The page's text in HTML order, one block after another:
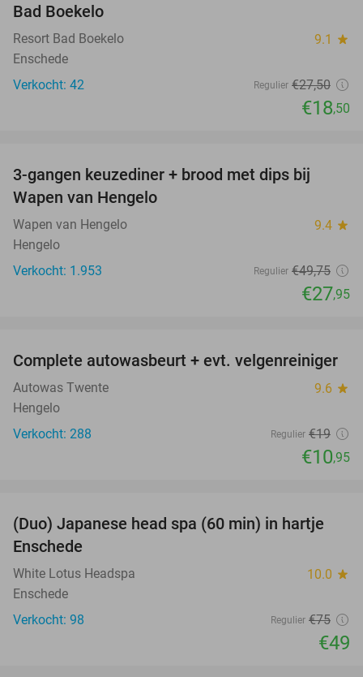
Bad Boekelo
Resort Bad Boekelo 9.1 star
Enschede
Verkocht: 42
Regulier €27,50
€18,50
3-gangen keuzediner + brood met dips bij
Wapen van Hengelo
Wapen van Hengelo 9.4 star
Hengelo
Verkocht: 1.953
Regulier €49,75
€27,95
42%
Complete autowasbeurt + evt. velgenreiniger
Autowas Twente 9.6 star
Hengelo
Verkocht: 288
Regulier €19
€10,95
35%
(Duo) Japanese head spa (60 min) in hartje
Enschede
White Lotus Headspa 10.0 star
Enschede
Verkocht: 98
Regulier €75
€49